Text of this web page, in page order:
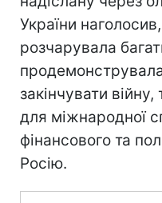
України
розчарувала
закінчувати
для міжнародної
фінансового та
Росію.